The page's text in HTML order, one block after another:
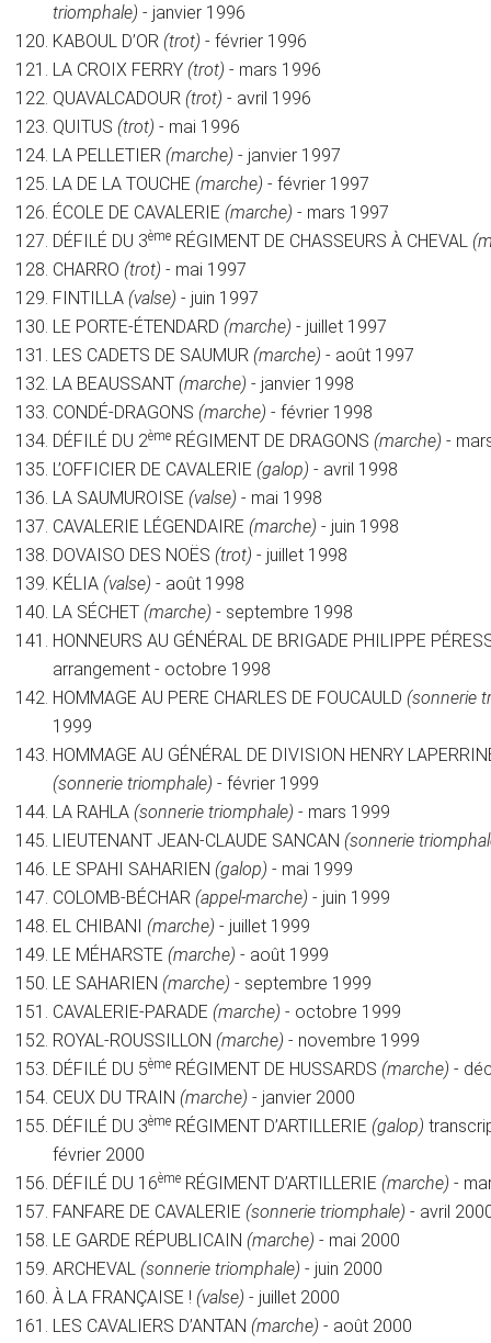
triomphale) - janvier 1996
KABOUL D’OR (trot) - février 1996
LA CROIX FERRY (trot) - mars 1996
QUAVALCADOUR (trot) - avril 1996
QUITUS (trot) - mai 1996
LA PELLETIER (marche) - janvier 1997
LA DE LA TOUCHE (marche) - février 1997
ÉCOLE DE CAVALERIE (marche) - mars 1997
DÉFILÉ DU 3ème RÉGIMENT DE CHASSEURS À CHEVAL
CHARRO (trot) - mai 1997
FINTILLA (valse) - juin 1997
LE PORTE-ÉTENDARD (marche) - juillet 1997
LES CADETS DE SAUMUR (marche) - août 1997
LA BEAUSSANT (marche) - janvier 1998
CONDÉ-DRAGONS (marche) - février 1998
DÉFILÉ DU 2ème RÉGIMENT DE DRAGONS (marche) -
L’OFFICIER DE CAVALERIE (galop) - avril 1998
LA SAUMUROISE (valse) - mai 1998
CAVALERIE LÉGENDAIRE (marche) - juin 1998
DOVAISO DES NOËS (trot) - juillet 1998
KÉLIA (valse) - août 1998
LA SÉCHET (marche) - septembre 1998
HONNEURS AU GÉNÉRAL DE BRIGADE PHILIPPE
arrangement - octobre 1998
HOMMAGE AU PERE CHARLES DE FOUCAULD (sonnerie
1999
HOMMAGE AU GÉNÉRAL DE DIVISION HENRY
(sonnerie triomphale) - février 1999
LA RAHLA (sonnerie triomphale) - mars 1999
LIEUTENANT JEAN-CLAUDE SANCAN (sonnerie
LE SPAHI SAHARIEN (galop) - mai 1999
COLOMB-BÉCHAR (appel-marche) - juin 1999
EL CHIBANI (marche) - juillet 1999
LE MÉHARSTE (marche) - août 1999
LE SAHARIEN (marche) - septembre 1999
CAVALERIE-PARADE (marche) - octobre 1999
ROYAL-ROUSSILLON (marche) - novembre 1999
DÉFILÉ DU 5ème RÉGIMENT DE HUSSARDS (marche) -
CEUX DU TRAIN (marche) - janvier 2000
DÉFILÉ DU 3ème RÉGIMENT D’ARTILLERIE (galop)
février 2000
DÉFILÉ DU 16ème RÉGIMENT D’ARTILLERIE (marche) -
FANFARE DE CAVALERIE (sonnerie triomphale) - avril
LE GARDE RÉPUBLICAIN (marche) - mai 2000
ARCHEVAL (sonnerie triomphale) - juin 2000
À LA FRANÇAISE ! (valse) - juillet 2000
LES CAVALIERS D’ANTAN (marche) - août 2000